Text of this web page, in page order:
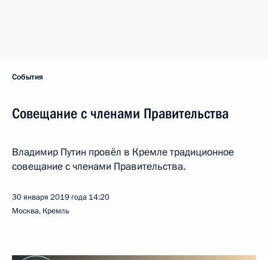
События
Совещание с членами Правительства
Владимир Путин провёл в Кремле традиционное
совещание с членами Правительства.
30 января 2019 года 14:20
Москва, Кремль